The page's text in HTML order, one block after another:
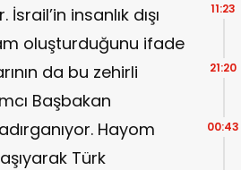
insanlık dışı
oluşturduğunu ifade
da bu zehirli
Başbakan
Hayom
Türk
11:23
21:20
00:43